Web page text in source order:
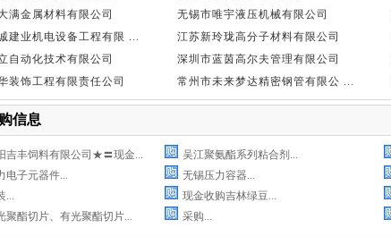
满金属材料有限公司
无锡市唯宇液压机械有限公司
建业机电设备工程有限 ...
江苏新玲珑高分子材料有限公司
自动化技术有限公司
深圳市蓝茵高尔夫管理有限公司
装饰工程有限责任公司
常州市未来梦达精密钢管有限公 ...
信息
吉丰饲料有限公司★〓现金... 吴江聚氨酯系列粘合剂...
电子元器件...
无锡压力容器...
...
现金收购吉林绿豆...
聚酯切片、有光聚酯切片...
采购...